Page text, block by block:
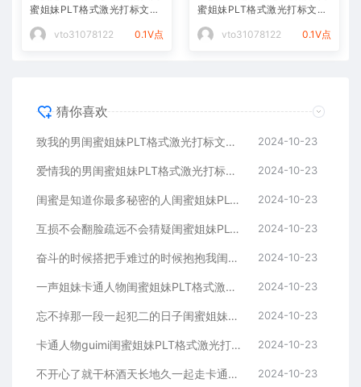
蜜姐妹PLT格式激光打标文件
通用矢量图
vto31078122
0.1V点
蜜姐妹PLT格式激光打标文件
通用矢量图
vto31078122
0.1V点
猜你喜欢
致我的男闺蜜姐妹PLT格式激光打标文件通用矢量图 2024-10-23
爱情我的男闺蜜姐妹PLT格式激光打标文件通用矢量图 2024-10-23
闺蜜是知道你最多秘密的人闺蜜姐妹PLT格式激光打标文件通用矢量图 2024-10-23
互损不会翻脸疏远不会猜疑闺蜜姐妹PLT格式激光打标文件通用矢量图 2024-10-23
奋斗的时候搭把手难过的时候抱抱我闺蜜姐妹 2024-10-23
一声姐妹卡通人物闺蜜姐妹PLT格式激光打标文件通用矢量图 2024-10-23
忘不掉那一段一起犯二的日子闺蜜姐妹PLT格式激光打标文件通用矢量图 2024-10-23
卡通人物guimi闺蜜姐妹PLT格式激光打标文件通用矢量图 2024-10-23
不开心了就干杯酒天长地久一起走卡通人物闺蜜姐妹 2024-10-23